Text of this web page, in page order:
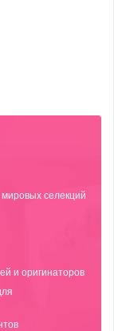
селекций
и оригинаторов